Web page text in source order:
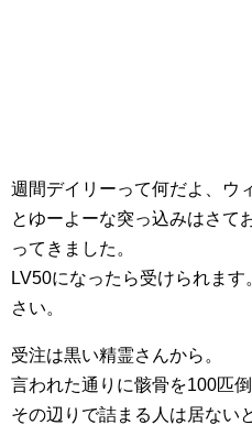
週間デイリーって何だよ、ウ
とゆーよーな突っ込みはさて
ってきました。
LV50になったら受けられま
さい。
受注は黒い精霊さんから。
言われた通りに骸骨を100匹倒
その辺りで詰まる人は居ない